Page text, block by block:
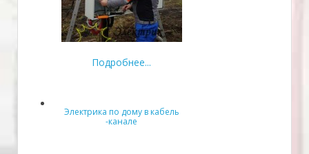
Подробнее...
Электрика по дому в кабель
-канале